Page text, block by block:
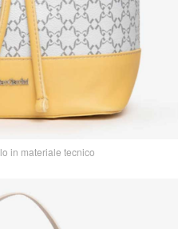
in materiale tecnico